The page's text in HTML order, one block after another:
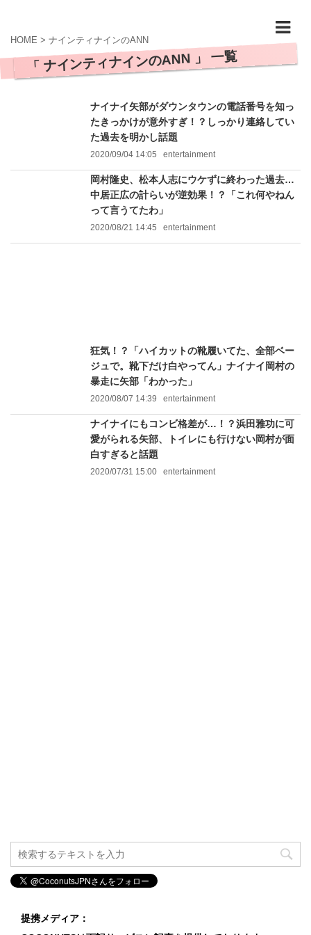
HOME > ナインティナインのANN
「 ナインティナインのANN 」 一覧
ナイナイ矢部がダウンタウンの電話番号を知っ
たきっかけが意外すぎ！？しっかり連絡してい
た過去を明かし話題
2020/09/04 14:05 entertainment
岡村隆史、松本人志にウケずに終わった過去…
中居正広の計らいが逆効果！？「これ何やねん
って言うてたわ」
2020/08/21 14:45 entertainment
狂気！？「ハイカットの靴履いてた、全部ベー
ジュで。靴下だけ白やってん」ナイナイ岡村の
暴走に矢部「わかった」
2020/08/07 14:39 entertainment
ナイナイにもコンビ格差が…！？浜田雅功に可
愛がられる矢部、トイレにも行けない岡村が面
白すぎると話題
2020/07/31 15:00 entertainment
提携メディア：